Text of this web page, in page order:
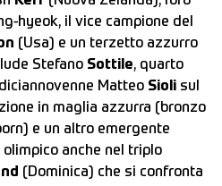
hyeok, il vice campione del
(Usa) e un terzetto azzurro
Stefano Sottile, quarto
Matteo Sioli sul
in maglia azzurra (bronzo
e un altro emergente
olimpico anche nel triplo
(Dominica) che si confronta